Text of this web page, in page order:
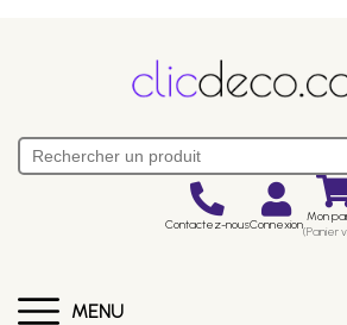
Contactez-nousConnexion Mon
(Panier
MENU